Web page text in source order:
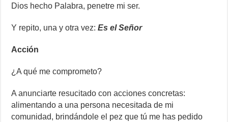
Dios hecho Palabra, penetre mi ser.
Y repito, una y otra vez:Es el Señor
Acción
¿A qué me comprometo?
A anunciarte resucitado con acciones concretas:
alimentando a una persona necesitada de mi
comunidad, brindándole el pez que tú me has pedido